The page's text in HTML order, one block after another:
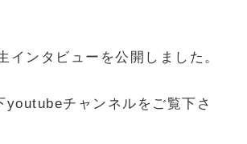
インタビューを公開しました。
youtubeチャンネルをご覧下さ